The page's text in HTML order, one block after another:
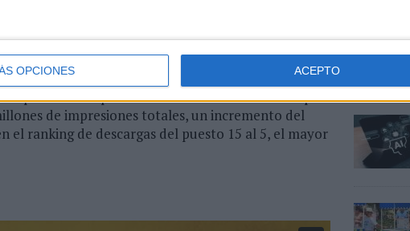
OPCIONES ACEPTO
en un único local en febrero de este mismo
más, la marca ha orquestado una campaña
los resultados que han trascendido ahora en
la campaña como caso de éxito. Ideada por
de impresiones totales, un incremento del
el ranking de descargas del puesto 15 al 5, el mayor